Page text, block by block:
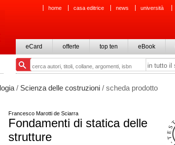
home casa editrice news università
eCard offerte top ten eBook
/ Scienza delle costruzioni / scheda prodotto
Francesco Marotti de Sciarra
Fondamenti di statica delle
strutture